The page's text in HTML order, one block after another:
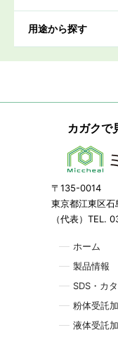
用途から探す
カガクで
〒135-0014
東京都江東区
（代表）
ホーム
製品情報
SDS・カ
粉体受託
液体受託